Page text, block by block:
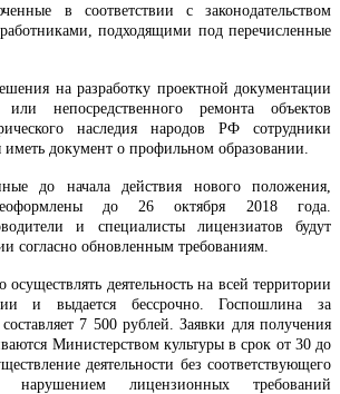
в соответствии с законодательством
подходящими под перечисленные
на разработку проектной документации
или непосредственного ремонта объектов
наследия народов РФ сотрудники
документ о профильном образовании.
до начала действия нового положения,
до 26 октября 2018 года.
и специалисты лицензиатов будут
согласно обновленным требованиям.
осуществлять деятельность на всей территории
и выдается бессрочно. Госпошлина за
7 500 рублей. Заявки для получения
Министерством культуры в срок от 30 до
деятельности без соответствующего
лицензионных требований